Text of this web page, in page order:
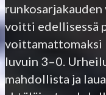
voitti edellisessä
voittamattomaksi
luvuin 3–0.
mahdollista ja